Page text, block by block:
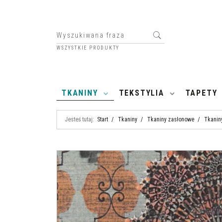
WSZYSTKIE PRODUKTY
TKANINY TEKSTYLIA TAPETY
Jesteś tutaj: Start / Tkaniny / Tkaniny zasłonowe /